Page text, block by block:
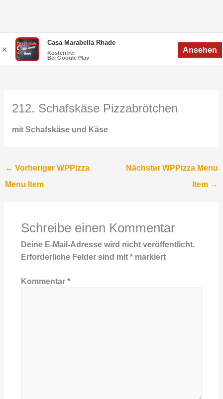
Zum
Inhalt
springen
Menü
Menü
212. Schafskäse Pizzabrötchen
mit Schafskäse und Käse
← Vorheriger WPPizza
Menu Item
Nächster WPPizza Menu
Item →
Schreibe einen Kommentar
Deine E-Mail-Adresse wird nicht veröffentlicht.
Erforderliche Felder sind mit *markiert
Kommentar *
✕
Casa Marabella Rhade
Kostenfrei
Bei Google Play
Ansehen